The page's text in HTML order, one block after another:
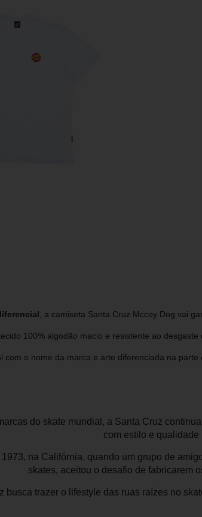
, a camiseta Santa Cruz Mccoy Dog vai
100% algodão macio e resistente ao desgaste
com o nome da marca e arte diferenciada na
do skate mundial, a Santa Cruz
com estilo e qualidade
na Califórnia, quando um grupo de
skates, aceitou o desafio de fabricarem
busca trazer o lifestyle das ruas raízes no